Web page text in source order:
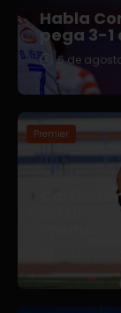
Habla
pega 3-1
6 de
Premier
5 de